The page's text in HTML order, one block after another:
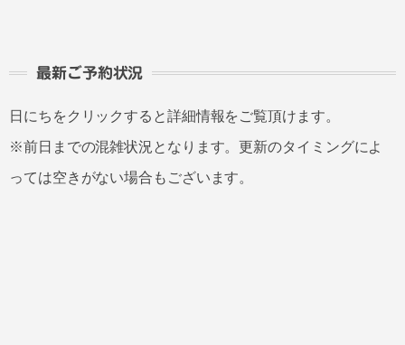
最新ご予約状況
日にちをクリックすると詳細情報をご覧頂けます。
※前日までの混雑状況となります。更新のタイミングによ
っては空きがない場合もございます。